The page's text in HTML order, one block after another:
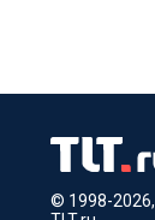
© 1998-2026,